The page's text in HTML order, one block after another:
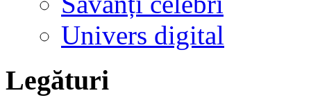
Univers digital
Legături